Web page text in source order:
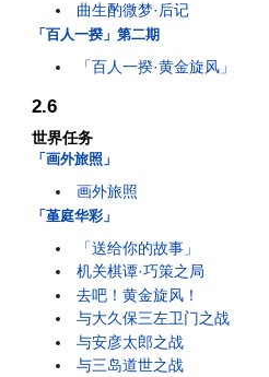
曲生酌微梦·后记
「百人一揆」第二期
「百人一揆·黄金旋风」
2.6
世界任务
「画外旅照」
画外旅照
「堇庭华彩」
「送给你的故事」
机关棋谭·巧策之局
去吧！黄金旋风！
与大久保三左卫门之战
与安彦太郎之战
与三岛道世之战